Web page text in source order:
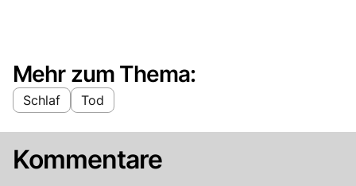
Mehr zum Thema:
Schlaf Tod
Kommentare